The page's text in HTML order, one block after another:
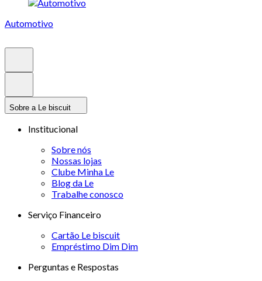
Automotivo
Sobre a Le biscuit
Institucional
Sobre nós
Nossas lojas
Clube Minha Le
Blog da Le
Trabalhe conosco
Serviço Financeiro
Cartão Le biscuit
Empréstimo Dim Dim
Perguntas e Respostas